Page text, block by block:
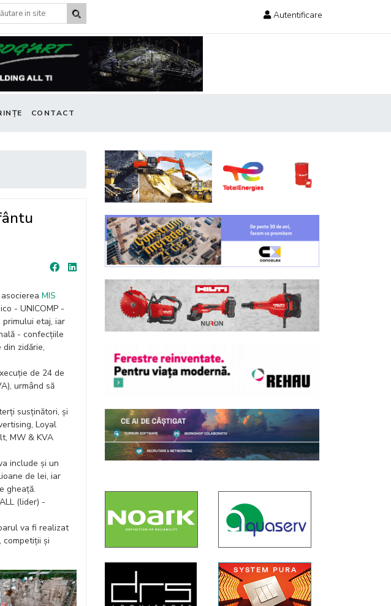
Autentificare
CONTACT
MIS
- UNICOMP -
etaj, iar
- confecțiile
zidărie,
de 24 de
urmând să
susținători, și
Loyal
MW & KVA
include și un
de lei, iar
gheață.
(lider) -
va fi realizat
și